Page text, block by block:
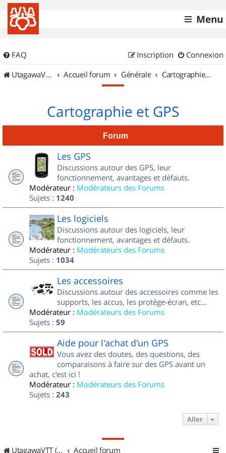
Menu
FAQ Connexion
Inscription
UtagawaVTT (Randos VTT et VTTAE avec traces GPS)
Accueil forum Générale Cartographie et GPS
Cartographie et GPS
Forum
Les GPS
Discussions autour des GPS, leur
fonctionnement, avantages et défauts.
Modérateur : Modérateurs des Forums
Sujets : 1240
Les logiciels
Discussions autour des logiciels, leur
fonctionnement, avantages et défauts.
Modérateur : Modérateurs des Forums
Sujets : 1034
Les accessoires
Discussions autour des accessoires comme les
supports, les accus, les protège-écran, etc...
Modérateur : Modérateurs des Forums
Sujets : 59
Aide pour l'achat d'un GPS
Vous avez des doutes, des questions, des
comparaisons à faire sur des GPS avant un
achat, c'est ici !
Modérateur : Modérateurs des Forums
Sujets : 243
Aller
UtagawaVTT (Randos VTT et VTTAE avec traces GPS) Accueil forum